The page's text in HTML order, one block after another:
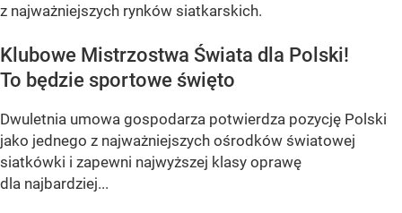
z najważniejszych rynków siatkarskich.
Klubowe Mistrzostwa Świata dla Polski!
To będzie sportowe święto
Dwuletnia umowa gospodarza potwierdza pozycję Polski
jako jednego z najważniejszych ośrodków światowej
siatkówki i zapewni najwyższej klasy oprawę
dla najbardziej...